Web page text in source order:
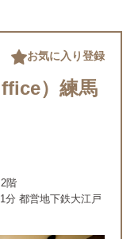
）練馬
階
分 都営地下鉄大江戸
お気に入り登録